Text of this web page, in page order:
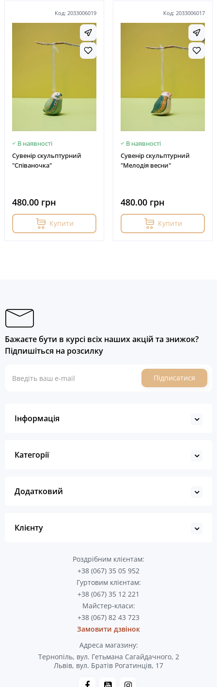
Код: 2033006019
В наявності
Сувенір скульптурний
"Співаночка"
480.00 грн
Купити
Код: 2033006017
В наявності
Сувенір скульптурний
"Мелодія весни"
480.00 грн
Купити
Бажаєте бути в курсі всіх наших акцій та знижок?
Підпишіться на розсилку
Підписатися
Інформація
Категорії
Додатковий
Клієнту
Роздрібним клієнтам:
+38 (067) 35 05 952
Гуртовим клієнтам:
+38 (067) 35 12 221
Майстер-класи:
+38 (067) 82 43 723
Замовити дзвінок
Адреса магазину:
Тернопіль, вул. Гетьмана Сагайдачного, 2
Львів, вул. Братів Рогатинців, 17